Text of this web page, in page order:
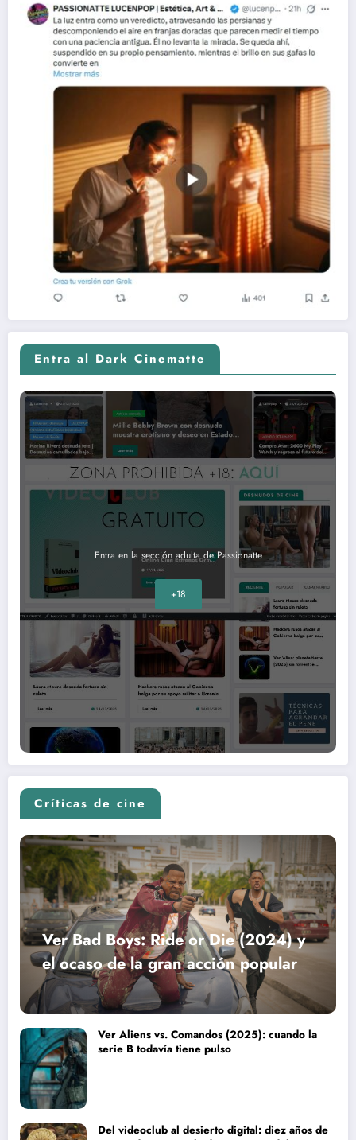
Entra al Dark Cinematte
Entra en la sección adulta de Passionatte
+18
Críticas de cine
Ver Bad Boys: Ride or Die (2024) y
el ocaso de la gran acción popular
Ver Aliens vs. Comandos (2025): cuando la
serie B todavía tiene pulso
Del videoclub al desierto digital: diez años de